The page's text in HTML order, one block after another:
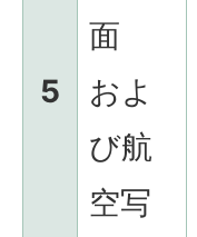
5
面
およ
び航
空写